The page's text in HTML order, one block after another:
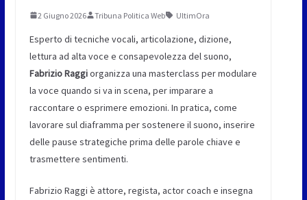
2 Giugno 2026 Tribuna Politica Web UltimOra
Esperto di tecniche vocali, articolazione, dizione,
lettura ad alta voce e consapevolezza del suono,
Fabrizio Raggiorganizza una masterclass per modulare
la voce quando si va in scena, per imparare a
raccontare o esprimere emozioni. In pratica, come
lavorare sul diaframma per sostenere il suono, inserire
delle pause strategiche prima delle parole chiave e
trasmettere sentimenti.
Fabrizio Raggi è attore, regista, actor coach e insegna